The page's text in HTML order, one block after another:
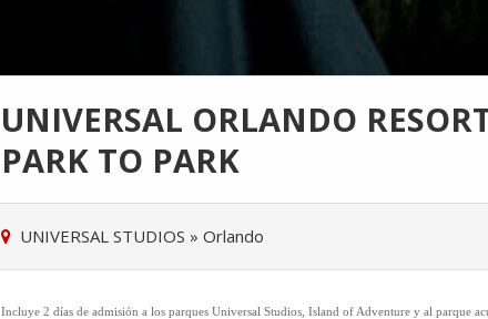
UNIVERSAL ORLANDO
PARK TO PARK
UNIVERSAL STUDIOS » Orlando
Incluye 2 días de admisión a los parques Universal Studios, Island of Adventure y al parque